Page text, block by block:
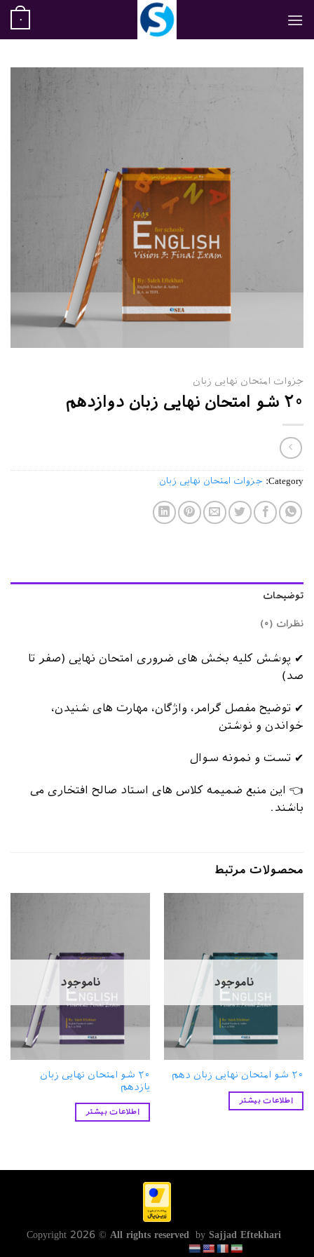
محتوا
۰
جزوات امتحان نهایی زبان
۲۰ شو امتحان نهایی زبان دوازدهم
Category: جزوات امتحان نهایی زبان
توضیحات
نظرات (۰)
✔ پوشش کلیه بخش های ضروری امتحان نهایی (صفر تا
صد)
✔ توضیح مفصل گرامر، واژگان، مهارت های شنیدن،
خواندن و نوشتن
✔ تست و نمونه سوال
👈 این منبع ضمیمه کلاس های استاد صالح افتخاری می
باشند.
محصولات مرتبط
ناموجود
۲۰ شو امتحان نهایی زبان دهم
اطلاعات بیشتر
ناموجود
۲۰ شو امتحان نهایی زبان
یازدهم
اطلاعات بیشتر
All rights reserved by Sajjad Eftekhari